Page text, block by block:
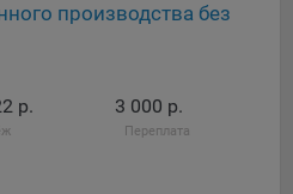
производства без
р. 3 000 р.
Переплата